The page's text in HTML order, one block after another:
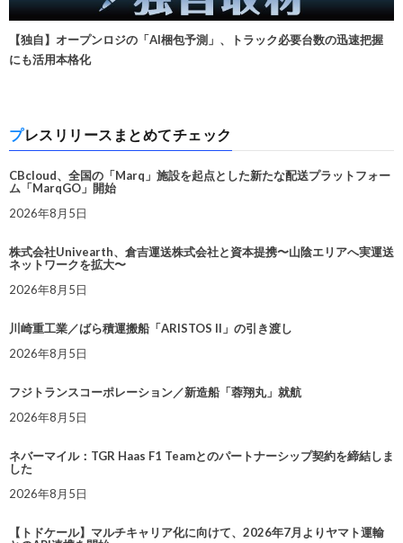
【独自】オープンロジの「AI梱包予測」、トラック必要台数の迅速把握
にも活用本格化
プレスリリースまとめてチェック
CBcloud、全国の「Marq」施設を起点とした新たな配送プラットフォー
ム「MarqGO」開始
2026年8月5日
株式会社Univearth、倉吉運送株式会社と資本提携〜山陰エリアへ実運送
ネットワークを拡大〜
2026年8月5日
川崎重工業／ばら積運搬船「ARISTOS II」の引き渡し
2026年8月5日
フジトランスコーポレーション／新造船「蓉翔丸」就航
2026年8月5日
ネバーマイル：TGR Haas F1 Teamとのパートナーシップ契約を締結しま
した
2026年8月5日
【トドケール】マルチキャリア化に向けて、2026年7月よりヤマト運輸